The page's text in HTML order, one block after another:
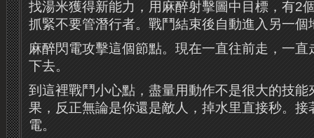
找湯米獲得新能力，用麻醉射擊圖中目標，有2
抓緊不要管潛行者。戰鬥結束後自動進入另一個
麻醉閃電攻擊這個節點。現在一直往前走，一
下去。
到這裡戰鬥小心點，盡量用動作不是很大的技能
果，反正無論是你還是敵人，掉水里直接秒。接
電。